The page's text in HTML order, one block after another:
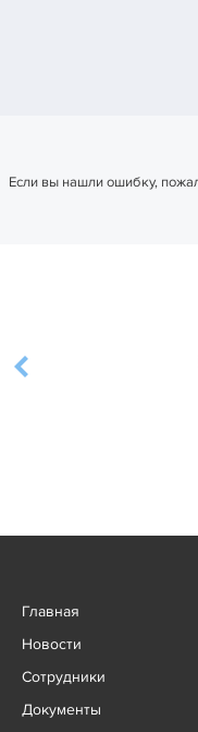
Если вы нашли ошибку,
Главная
Новости
Сотрудники
Документы